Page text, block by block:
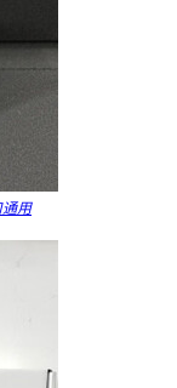
用